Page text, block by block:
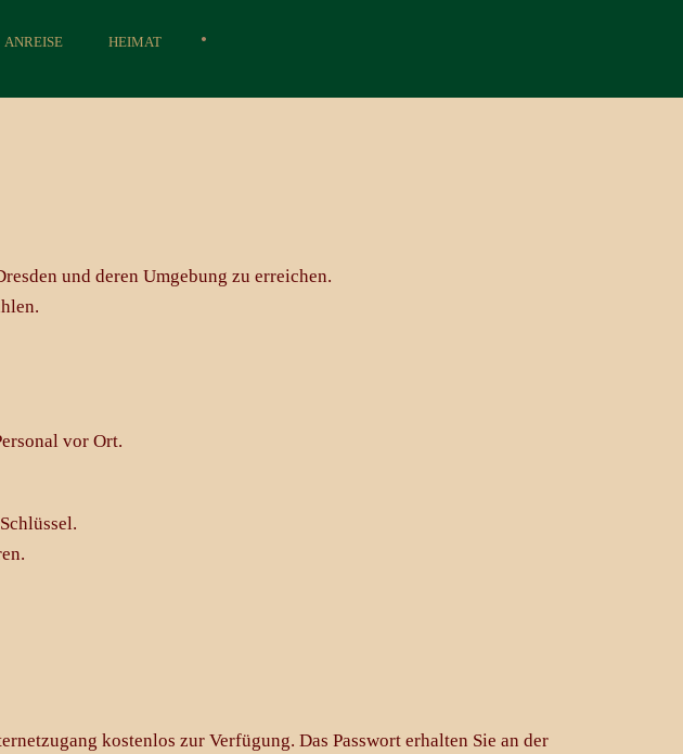
ANREISE HEIMAT •
und deren Umgebung zu erreichen.
vor Ort.
kostenlos zur Verfügung. Das Passwort erhalten Sie an der